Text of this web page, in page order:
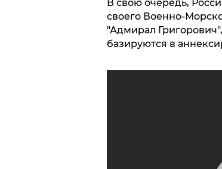
В свою очередь,
своего Военно-
"Адмирал
базируются в